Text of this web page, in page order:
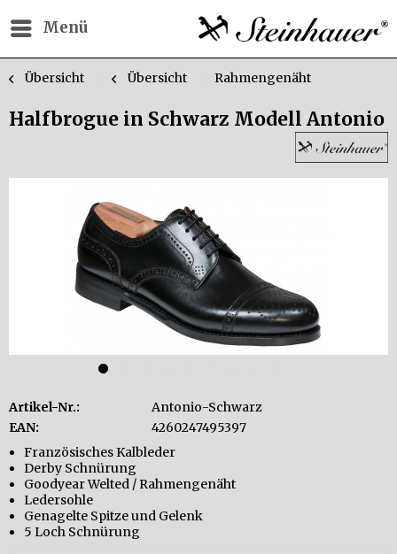
Menü
Übersicht Übersicht Rahmengenäht
Halfbrogue in Schwarz Modell Antonio
Artikel-Nr.:
Antonio-Schwarz
EAN:
4260247495397
Französisches Kalbleder
Derby Schnürung
Goodyear Welted / Rahmengenäht
Ledersohle
Genagelte Spitze und Gelenk
5 Loch Schnürung